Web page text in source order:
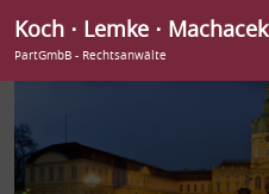
Koch ⋅ Lemke ⋅ Machacek
PartGmbB - Rechtsanwälte